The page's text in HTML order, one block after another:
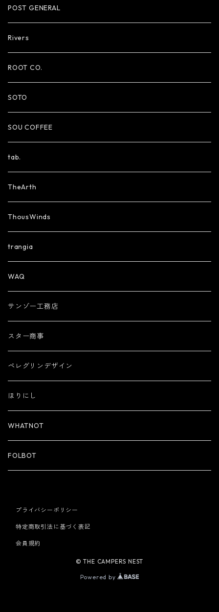
POST GENERAL
Rivers
ROOT CO.
SOTO
SOU COFFEE
tab.
TheArth
ThousWinds
trangia
WAQ
サンゾー工務店
スター商事
ペレグリンデザイン
ほりにし
WHATNOT
FOLBOT
プライバシーポリシー
特定商取引法に基づく表記
会員規約
© THE CAMPERS NEST
Powered by